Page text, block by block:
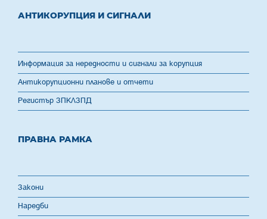
АНТИКОРУПЦИЯ И СИГНАЛИ
Информация за нередности и сигнали за корупция
Антикорупционни планове и отчети
Регистър ЗПКЛЗПД
ПРАВНА РАМКА
Закони
Наредби